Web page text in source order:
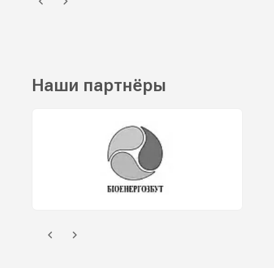
Наши партнёры